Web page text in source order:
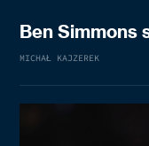
Ben Simmons
MICHAŁ KAJZEREK